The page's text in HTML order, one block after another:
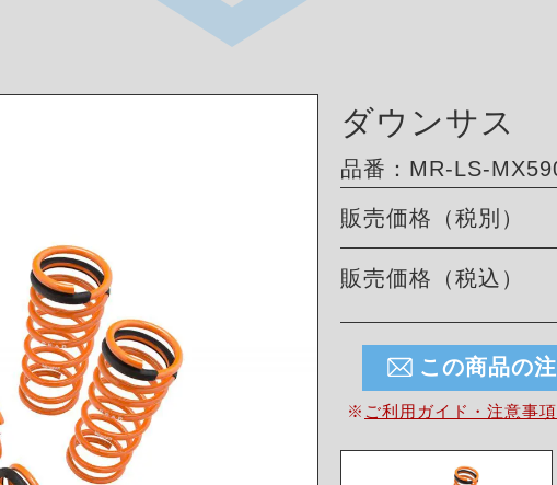
ダウンサス
品番：MR-LS-
販売価格（税別）
販売価格（税込）
この商品の
※ ご利用ガイド・注意事項